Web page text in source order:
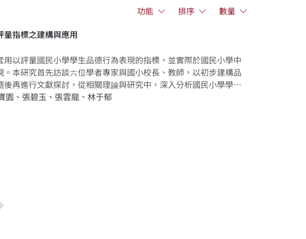
功能 排序
數量
量指標之建構與應用
用以評量國民小學學生品德行為表現的指標，並實際於國民小學中
本研究首先訪談六位學者專家與國小校長、教師，以初步建構品
再進行文獻探討，從相關理論與研究中，深入分析國民小學學童
歷程中建構出包含「知、情、意、行」四領域26 向度78個指標
異比較上顯示，女童的品德行為表現顯著優於男童；學童父親與母
園、張碧玉、張雲龍、林于郁
後一頁